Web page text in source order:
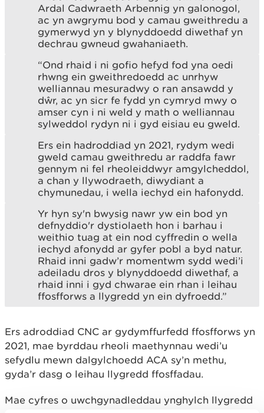
Ardal Cadwraeth Arbennig yn galonogol,
ac yn awgrymu bod y camau gweithredu a
gymerwyd yn y blynyddoedd diwethaf yn
dechrau gwneud gwahaniaeth.
“Ond rhaid i ni gofio hefyd fod yna oedi
rhwng ein gweithredoedd ac unrhyw
welliannau mesuradwy o ran ansawdd y
dŵr, ac yn sicr fe fydd yn cymryd mwy o
amser cyn i ni weld y math o welliannau
sylweddol rydyn ni i gyd eisiau eu gweld.
Ers ein hadroddiad yn 2021, rydym wedi
gweld camau gweithredu ar raddfa fawr
gennym ni fel rheoleiddwyr amgylcheddol,
a chan y llywodraeth, diwydiant a
chymunedau, i wella iechyd ein hafonydd.
Yr hyn sy'n bwysig nawr yw ein bod yn
defnyddio'r dystiolaeth hon i barhau i
weithio tuag at ein nod cyffredin o wella
iechyd afonydd ar gyfer pobl a byd natur.
Rhaid inni gadw’r momentwm sydd wedi’i
adeiladu dros y blynyddoedd diwethaf, a
rhaid inni i gyd chwarae ein rhan i leihau
ffosfforws a llygredd yn ein dyfroedd.”
Ers adroddiad CNC ar gydymffurfedd ffosfforws yn
2021, mae byrddau rheoli maethynnau wedi’u
sefydlu mewn dalgylchoedd ACA sy’n methu,
gyda’r dasg o leihau llygredd ffosffadau.
Mae cyfres o uwchgynadleddau ynghylch llygredd